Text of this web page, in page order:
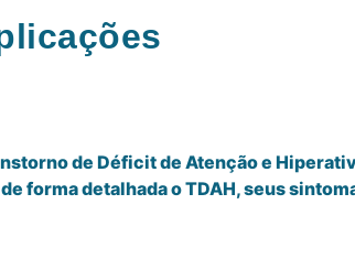
de Déficit de Atenção e
forma detalhada o TDAH, seus